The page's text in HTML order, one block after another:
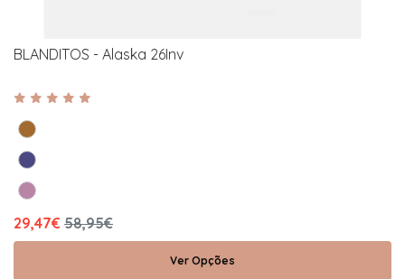
BLANDITOS - Alaska 26Inv
29,47€ 58,95€
Ver Opções